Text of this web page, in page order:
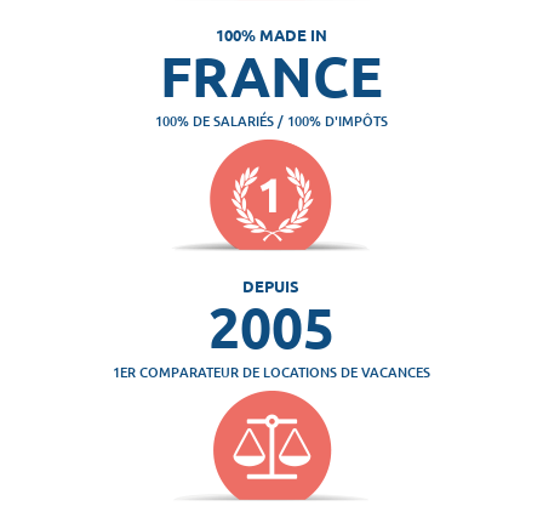
100% MADE IN
FRANCE
100% DE SALARIÉS / 100% D'IMPÔTS
DEPUIS
2005
1ER COMPARATEUR DE LOCATIONS DE VACANCES